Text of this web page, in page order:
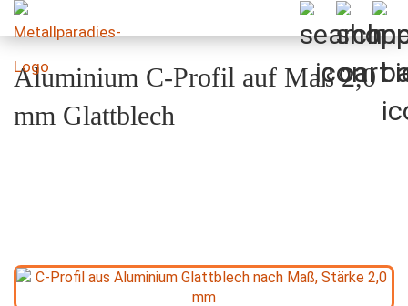
Aluminium C-Profil auf Maß 2,0
mm Glattblech